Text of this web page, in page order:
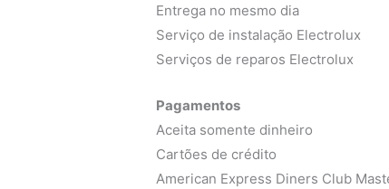
Entrega no mesmo dia
Serviço de instalação Electrolux
Serviços de reparos Electrolux
Pagamentos
Aceita somente dinheiro
Cartões de crédito
American Express Diners Club